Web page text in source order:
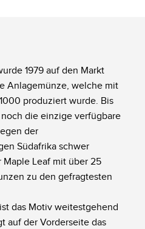
1979 auf den Markt
Anlagemünze, welche mit
produziert wurde. Bis
die einzige verfügbare
der
Südafrika schwer
Leaf mit über 25
zu den gefragtesten
das Motiv weitestgehend
auf der Vorderseite das